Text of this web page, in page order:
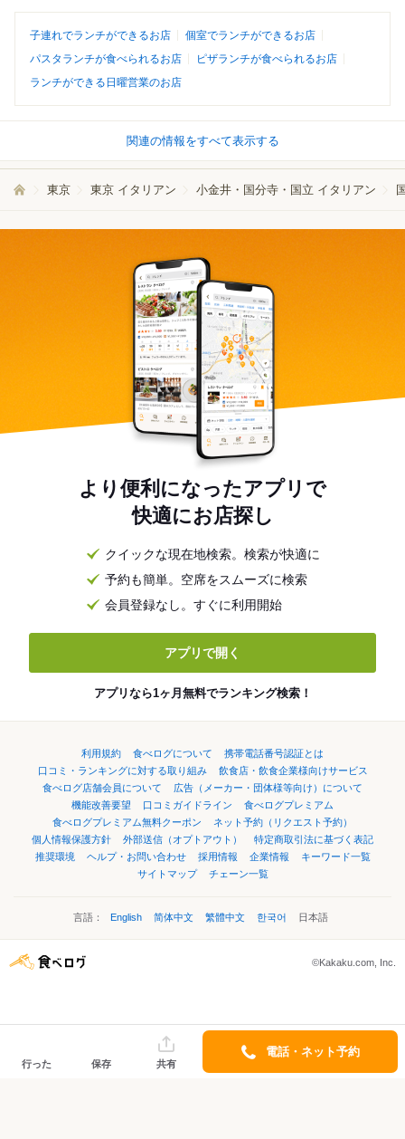
子連れでランチができるお店
個室でランチができるお店
パスタランチが食べられるお店
ピザランチが食べられるお店
ランチができる日曜営業のお店
関連の情報をすべて表示する
東京 東京 イタリアン 小金井・国分寺・国立 イタリアン
より便利になったアプリで
快適にお店探し
クイックな現在地検索。検索が快適に
予約も簡単。空席をスムーズに検索
会員登録なし。すぐに利用開始
アプリで開く
アプリなら1ヶ月無料でランキング検索！
利用規約 食べログについて
携帯電話番号認証とは
口コミ・ランキングに対する取り組み
飲食店・飲食企業様向けサービス
食べログ店舗会員について
広告（メーカー・団体様等向け）について
機能改善要望
口コミガイドライン
食べログプレミアム
食べログプレミアム無料クーポン
ネット予約（リクエスト予約）
個人情報保護方針
外部送信（オプトアウト）
特定商取引法に基づく表記
推奨環境
ヘルプ・お問い合わせ 採用情報 企業情報
キーワード一覧
サイトマップ
チェーン一覧
言語： English 简体中文 繁體中文 한국어 日本語
©Kakaku.com, Inc.
行った 保存 共有
電話・ネット予約